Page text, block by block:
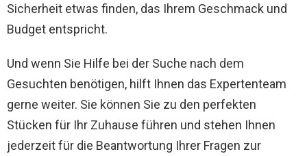
Sicherheit etwas finden, das Ihrem Geschmack und
Budget entspricht.
Und wenn Sie Hilfe bei der Suche nach dem
Gesuchten benötigen, hilft Ihnen das Expertenteam
gerne weiter. Sie können Sie zu den perfekten
Stücken für Ihr Zuhause führen und stehen Ihnen
jederzeit für die Beantwortung Ihrer Fragen zur